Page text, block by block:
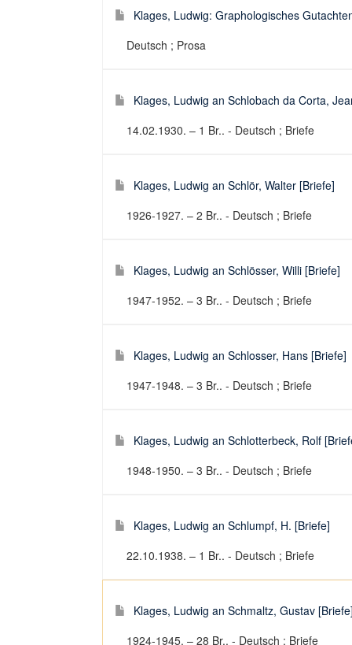
Klages, Ludwig: Graphologisches
Deutsch ; Prosa
Klages, Ludwig an Schlobach da Corta,
14.02.1930. – 1 Br.. - Deutsch ; Briefe
Klages, Ludwig an Schlör, Walter [Briefe]
1926-1927. – 2 Br.. - Deutsch ; Briefe
Klages, Ludwig an Schlösser, Willi [Briefe]
1947-1952. – 3 Br.. - Deutsch ; Briefe
Klages, Ludwig an Schlosser, Hans [Briefe]
1947-1948. – 3 Br.. - Deutsch ; Briefe
Klages, Ludwig an Schlotterbeck, Rolf
1948-1950. – 3 Br.. - Deutsch ; Briefe
Klages, Ludwig an Schlumpf, H. [Briefe]
22.10.1938. – 1 Br.. - Deutsch ; Briefe
Klages, Ludwig an Schmaltz, Gustav
1924-1945. – 28 Br.. - Deutsch ; Briefe